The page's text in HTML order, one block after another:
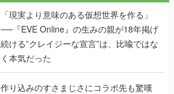
「現実より意味のある仮想世界を作る」
──『EVE Online』の生みの親が18年掲げ
続ける”クレイジーな宣言”は、比喩ではな
く本気だった
作り込みのすさまじさにコラボ先も驚嘆